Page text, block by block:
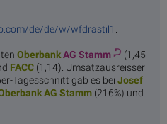
de/de/w/wfdrastil1
OberbankAG Stamm
(1,45
FACC (1,14). Umsatzausreisser
Tagesschnitt gab es bei Josef
AG Stamm (216%) und